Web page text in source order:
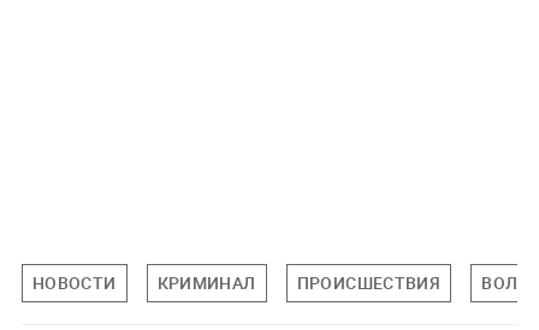
НОВОСТИ КРИМИНАЛ ПРОИСШЕСТВИЯ